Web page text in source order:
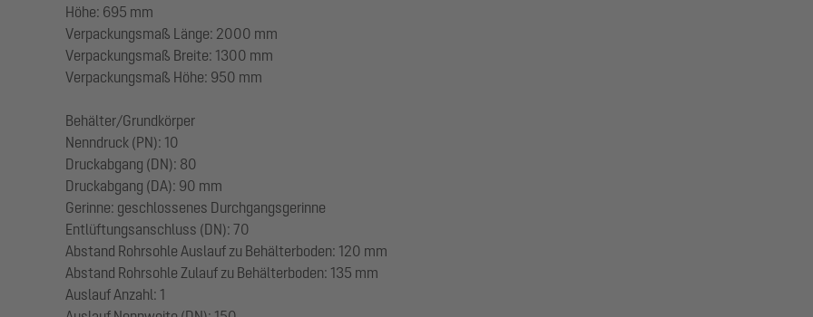
Höhe: 695 mm
Verpackungsmaß Länge: 2000 mm
Verpackungsmaß Breite: 1300 mm
Verpackungsmaß Höhe: 950 mm
Behälter/Grundkörper
Nenndruck (PN): 10
Druckabgang (DN): 80
Druckabgang (DA): 90 mm
Gerinne: geschlossenes Durchgangsgerinne
Entlüftungsanschluss (DN): 70
Abstand Rohrsohle Auslauf zu Behälterboden: 120 mm
Abstand Rohrsohle Zulauf zu Behälterboden: 135 mm
Auslauf Anzahl: 1